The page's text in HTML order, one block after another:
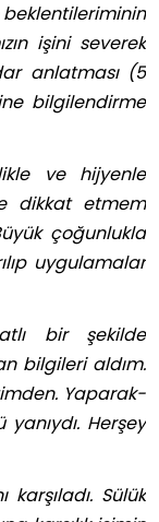
beklentileriminin
işini severek
anlatması (5
bilgilendirme
ve hijyenle
dikkat etmem
çoğunlukla
uygulamalar
bir şekilde
bilgileri aldım.
Yaparak-
Herşey
Sülük